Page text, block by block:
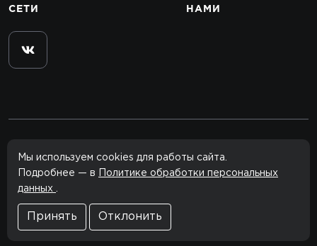
СЕТИ
НАМИ
© 2012–2026 rclub.one
Политика конфиденциальности
Мы используем cookies для работы сайта.
Подробнее — в
Политике обработки персональных
данных
Принять Отклонить